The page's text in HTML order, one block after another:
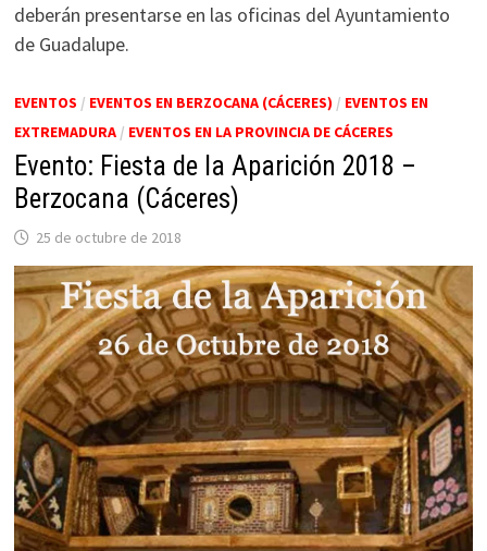
deberán presentarse en las oficinas del Ayuntamiento
de Guadalupe.
EVENTOS / EVENTOS EN BERZOCANA (CÁCERES) / EVENTOS EN
EXTREMADURA/ EVENTOS EN LA PROVINCIA DE CÁCERES
Evento: Fiesta de la Aparición 2018 –
Berzocana (Cáceres)
25 de octubre de 2018